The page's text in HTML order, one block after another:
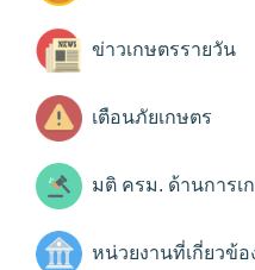
ข่าวเกษตรรายวัน
เตือนภัยเกษตร
มติ ครม. ด้านการเ
หน่วยงานที่เกี่ยวข้อ